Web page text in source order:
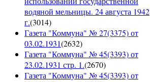
водяной мельницы. 24 августа 1942
г.(3014)
Газета "Коммуна" № 27(3375) от
03.02.1931(2632)
Газета "Коммуна" № 45(3393) от
23.02.1931 стр. 1.(2670)
Газета "Коммуна" № 45(3393) от